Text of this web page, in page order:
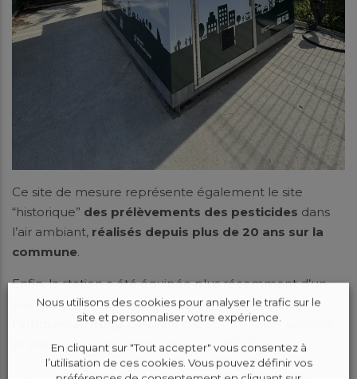
Ce site de mesure représente également le site
“historique” des prélèvements des pesticides dans
l’air ambiant, réalisés depuis plus de 20 ans sur la
commune.
Enfin, la station a été équipée plus récemment d’un
analyseur permettantla mesure en continu de
l’ammoniac (NH ), polluant gazeux d’origine agricole
et précurseur de particules fines (PM2.5).
Nous utilisons des cookies pour analyser le trafic sur le
site et personnaliser votre expérience.
En cliquant sur "Tout accepter" vous consentez à
l’utilisation de ces cookies. Vous pouvez définir vos